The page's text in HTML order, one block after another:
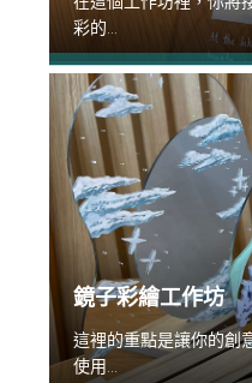
彩的...
鏡子彩繪工作坊
這裡的重點是讓你的創
使用...